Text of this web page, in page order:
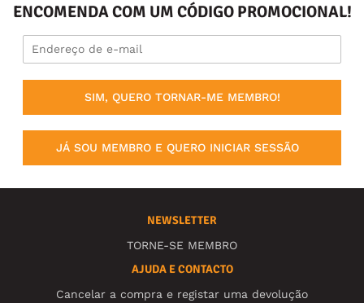
ENCOMENDA COM UM CÓDIGO PROMOCIONAL!
SIM, QUERO TORNAR-ME MEMBRO!
JÁ SOU MEMBRO E QUERO INICIAR SESSÃO
NEWSLETTER
TORNE-SE MEMBRO
AJUDA E CONTACTO
Cancelar a compra e registar uma devolução